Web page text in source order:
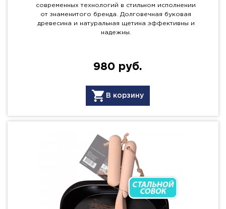
современных технологий в стильном исполнении
от знаменитого бренда. Долговечная буковая
древесина и натуральная щетина эффективны и
надежны.
980 руб.
В корзину